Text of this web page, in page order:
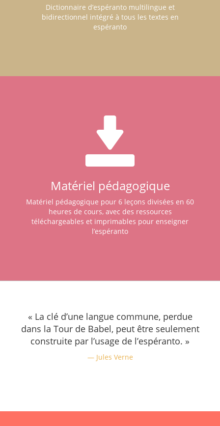
Dictionnaire d’espéranto multilingue et
bidirectionnel intégré à tous les textes en
espéranto
Matériel pédagogique
Matériel pédagogique pour 6 leçons divisées en 60
heures de cours, avec des ressources
téléchargeables et imprimables pour enseigner
l’espéranto
« La clé d’une langue commune, perdue
dans la Tour de Babel, peut être seulement
construite par l’usage de l’espéranto. »
Jules Verne